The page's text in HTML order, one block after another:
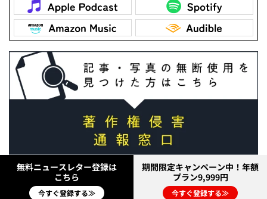
無料ニュースレター登録は
こちら
今すぐ登録する≫
期間限定キャンペーン中！年額
プラン9,999円
今すぐ登録する≫